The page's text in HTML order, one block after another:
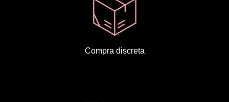
Compra discreta